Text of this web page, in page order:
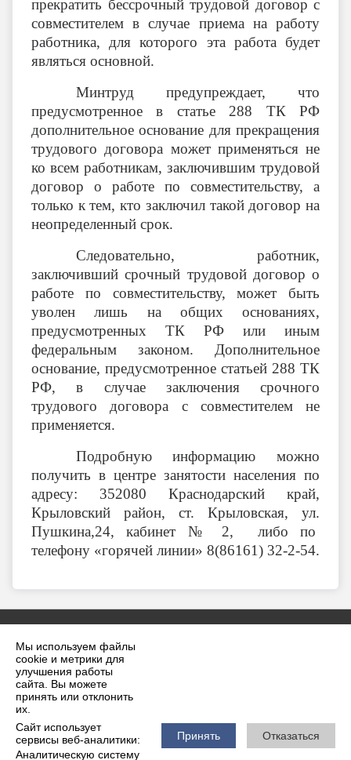
Мы используем файлы
cookie и метрики для
улучшения работы
сайта. Вы можете
принять или отклонить
их.
Сайт использует
сервисы веб-аналитики:
Аналитическую систему
Принять Отказаться
прекратить бессрочный трудовой договор с
совместителем в случае приема на работу
работника, для которого эта работа будет
являться основной.
Минтруд предупреждает, что
предусмотренное в статье 288 ТК РФ
дополнительное основание для прекращения
трудового договора может применяться не
ко всем работникам, заключившим трудовой
договор о работе по совместительству, а
только к тем, кто заключил такой договор на
неопределенный срок.
Следовательно, работник,
заключивший срочный трудовой договор о
работе по совместительству, может быть
уволен лишь на общих основаниях,
предусмотренных ТК РФ или иным
федеральным законом. Дополнительное
основание, предусмотренное статьей 288 ТК
РФ, в случае заключения срочного
трудового договора с совместителем не
применяется.
Подробную информацию можно
получить в центре занятости населения по
адресу: 352080 Краснодарский край,
Крыловский район, ст. Крыловская, ул.
Пушкина,24, кабинет № 2, либо по
телефону «горячей линии» 8(86161) 32-2-54.
2026 г. krilovskaya.ru
Вход
Карта сайта
Политика обработки персональных данных